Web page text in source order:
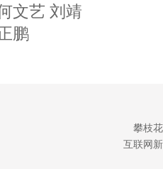
文艺 刘靖
鹏
攀枝
互联网